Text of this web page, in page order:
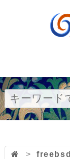
> freebsd